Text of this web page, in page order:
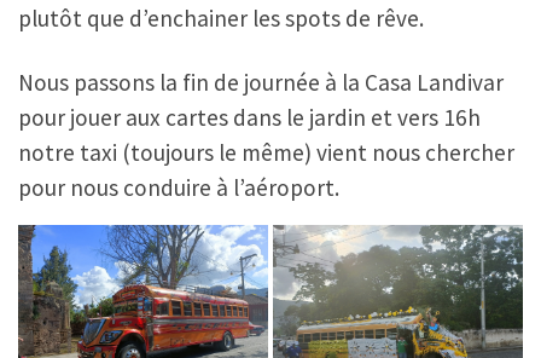
plutôt que d’enchainer les spots de rêve.
Nous passons la fin de journée à la Casa Landivar
pour jouer aux cartes dans le jardin et vers 16h
notre taxi (toujours le même) vient nous chercher
pour nous conduire à l’aéroport.